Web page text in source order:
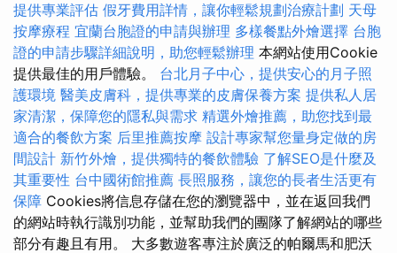
提供專業評估 假牙費用詳情，讓你輕鬆規劃治療計劃 天母
按摩療程 宜蘭台胞證的申請與辦理 多樣餐點外燴選擇 台胞
證的申請步驟詳細說明，助您輕鬆辦理 本網站使用Cookie
提供最佳的用戶體驗。 台北月子中心，提供安心的月子照
護環境 醫美皮膚科，提供專業的皮膚保養方案 提供私人居
家清潔，保障您的隱私與需求 精選外燴推薦，助您找到最
適合的餐飲方案 后里推薦按摩 設計專家幫您量身定做的房
間設計 新竹外燴，提供獨特的餐飲體驗 了解SEO是什麼及
其重要性 台中國術館推薦 長照服務，讓您的長者生活更有
保障 Cookies將信息存儲在您的瀏覽器中，並在返回我們
的網站時執行識別功能，並幫助我們的團隊了解網站的哪些
部分有趣且有用。 大多數遊客專注於廣泛的帕爾馬和肥沃